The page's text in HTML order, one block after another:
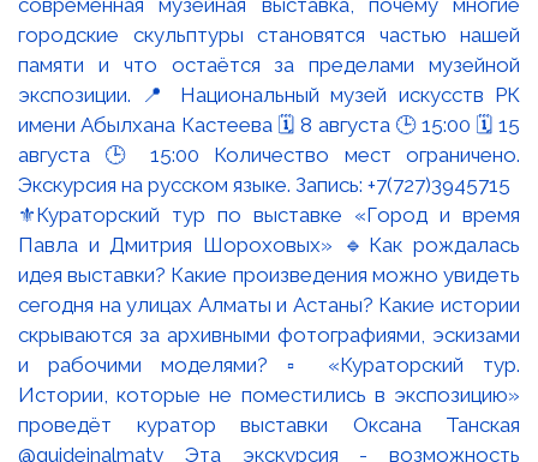
⚜️Кураторский тур по выставке «Город и время
Павла и Дмитрия Шороховых» 🔹Как рождалась
идея выставки? Какие произведения можно увидеть
сегодня на улицах Алматы и Астаны? Какие истории
скрываются за архивными фотографиями, эскизами
и рабочими моделями? ▫️ «Кураторский тур.
Истории, которые не поместились в экспозицию»
проведёт куратор выставки Оксана Танская
@guideinalmaty Эта экскурсия - возможность